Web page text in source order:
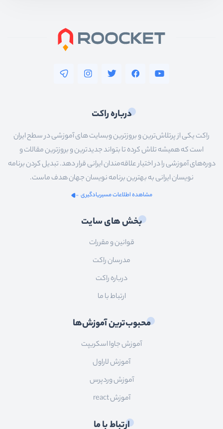
درباره راکت
راکت یکی از پرتلاش‌ترین و بروزترین وبسایت های آموزشی در سطح ایران
است که همیشه تلاش کرده تا بتواند جدیدترین و بروزترین مقالات و
دوره‌های آموزشی را در اختیار علاقه‌مندان ایرانی قرار دهد. تبدیل کردن برنامه
نویسان ایرانی به بهترین برنامه نویسان جهان هدف ماست.
مشاهده اطلاعات مسیریادگیری
بخش های سایت
قوانین و مقررات
مدرسان راکت
درباره راکت
ارتباط با ما
محبوب‌ترین آموزش‌ها
آموزش جاوا اسکریپت
آموزش لاراول
آموزش وردپرس
آموزش react
ارتباط با ما